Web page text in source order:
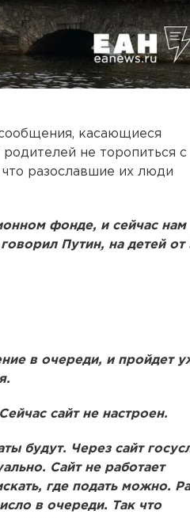
касающиеся
не торопиться с
разославшие их люди
фонде, и сейчас нам
Путин, на детей от
в очереди, и пройдет
сайт не настроен.
будут. Через сайт
Сайт не работает
где подать можно.
в очереди. Так что